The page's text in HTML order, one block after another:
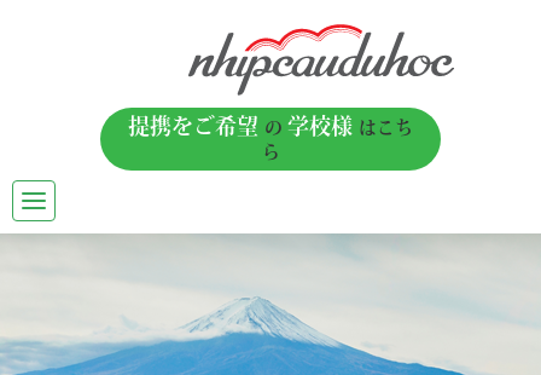
提携をご希望 の 学校様 はこち
ら
TOGGLE